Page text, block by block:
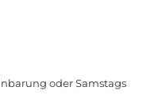
oder Samstags